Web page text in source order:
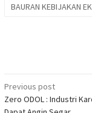
BAURAN KEBIJAKAN
Post
navigation
Previous post
Zero ODOL : Industri